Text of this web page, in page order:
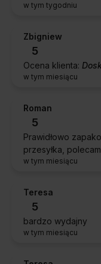
w tym tygodniu
Zbigniew
5
Ocena klienta:
w tym miesiącu
Roman
5
Prawidłowo
przesyłka,
w tym miesiącu
Teresa
5
bardzo wydajny
w tym miesiącu